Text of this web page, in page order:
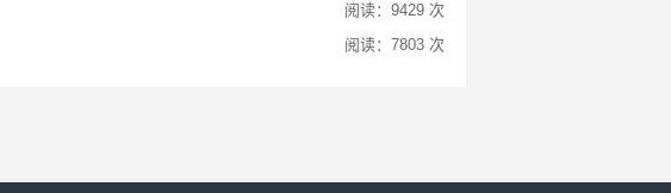
阅读：9429 次
阅读：7803 次